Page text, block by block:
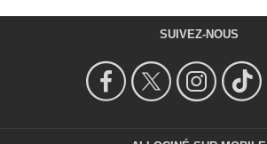
SUIVEZ-NOUS